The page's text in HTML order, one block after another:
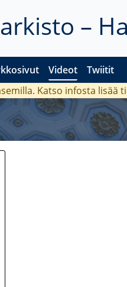
–
Videot Twiitit
Katso infosta lisää